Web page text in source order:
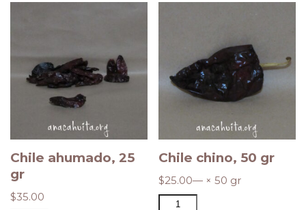
Chile ahumado, 25
gr
$35.00
Chile chino, 50 gr
$25.00— × 50 gr